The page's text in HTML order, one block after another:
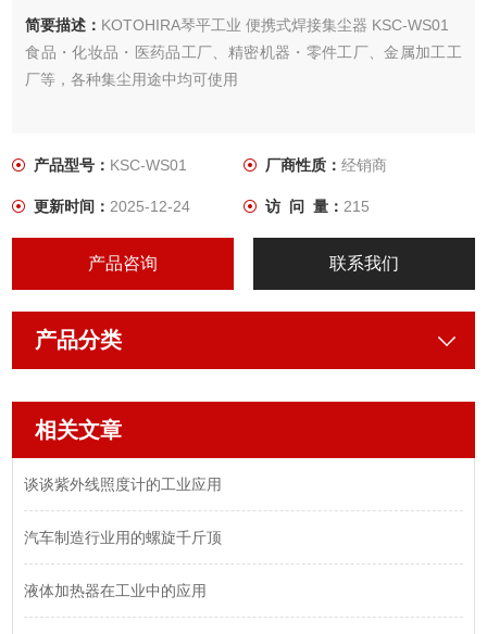
简要描述： KOTOHIRA琴平工业 便携式焊接集尘器 KSC-WS01
食品・化妆品・医药品工厂、精密机器・零件工厂、金属加工工
厂等，各种集尘用途中均可使用
产品型号： KSC-WS01 厂商性质： 经销商
更新时间：2025-12-24 访 问 量： 215
产品咨询 联系我们
产品分类
相关文章
谈谈紫外线照度计的工业应用
汽车制造行业用的螺旋千斤顶
液体加热器在工业中的应用